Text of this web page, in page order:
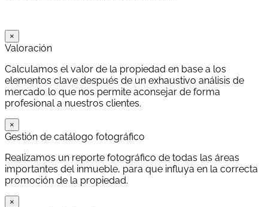
×
Valoración
Calculamos el valor de la propiedad en base a los
elementos clave después de un exhaustivo análisis de
mercado lo que nos permite aconsejar de forma
profesional a nuestros clientes.
×
Gestión de catálogo fotográfico
Realizamos un reporte fotográfico de todas las áreas
importantes del inmueble, para que influya en la correcta
promoción de la propiedad.
×